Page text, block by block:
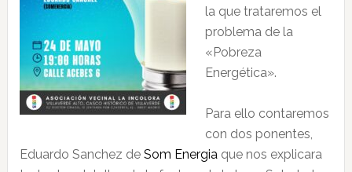
la que trataremos el
problema de la
«Pobreza
Energética».
Para ello contaremos
con dos ponentes,
Eduardo Sanchez de Som Energiaque nos explicara